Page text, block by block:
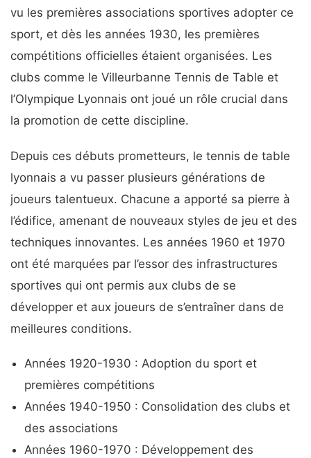
vu les premières associations sportives adopter ce
sport, et dès les années 1930, les premières
compétitions officielles étaient organisées. Les
clubs comme le Villeurbanne Tennis de Table et
l’Olympique Lyonnais ont joué un rôle crucial dans
la promotion de cette discipline.
Depuis ces débuts prometteurs, le tennis de table
lyonnais a vu passer plusieurs générations de
joueurs talentueux. Chacune a apporté sa pierre à
l’édifice, amenant de nouveaux styles de jeu et des
techniques innovantes. Les années 1960 et 1970
ont été marquées par l’essor des infrastructures
sportives qui ont permis aux clubs de se
développer et aux joueurs de s’entraîner dans de
meilleures conditions.
Années 1920-1930 : Adoption du sport et
premières compétitions
Années 1940-1950 : Consolidation des clubs et
des associations
Années 1960-1970 : Développement des